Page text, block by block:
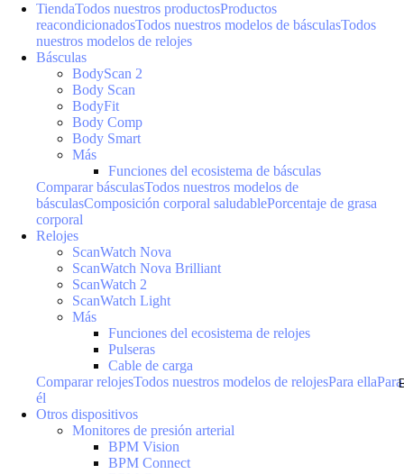
TiendaTodos nuestros productosProductos
reacondicionadosTodos nuestros modelos de básculasTodos
nuestros modelos de relojes
Básculas
BodyScan 2
Body Scan
BodyFit
Body Comp
Body Smart
Más
Funciones del ecosistema de básculas
Comparar básculasTodos nuestros modelos de
básculasComposición corporal saludablePorcentaje de grasa
corporal
Relojes
ScanWatch Nova
ScanWatch Nova Brilliant
ScanWatch 2
ScanWatch Light
Más
Funciones del ecosistema de relojes
Pulseras
Cable de carga
Comparar relojesTodos nuestros modelos de relojesPara ellaPara
él
Otros dispositivos
Monitores de presión arterial
BPM Vision
BPM Connect